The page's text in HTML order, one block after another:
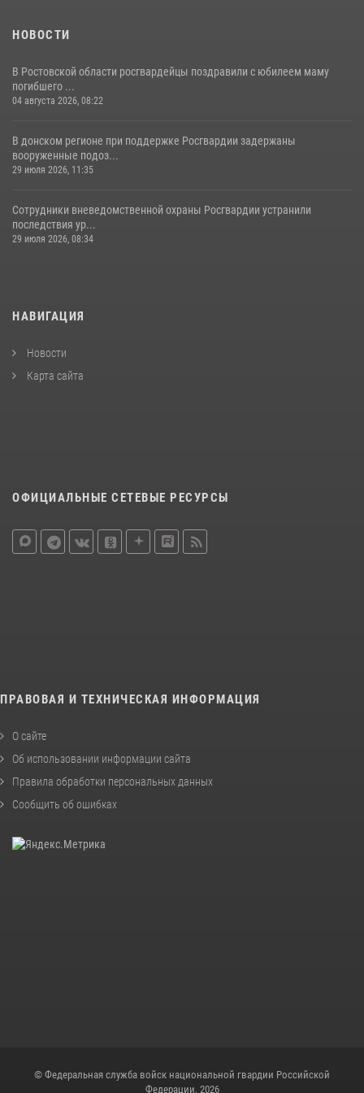
НОВОСТИ
В Ростовской области росгвардейцы поздравили с юбилеем маму
погибшего ...
04 августа 2026, 08:22
В донском регионе при поддержке Росгвардии задержаны
вооруженные подоз...
29 июля 2026, 11:35
Сотрудники вневедомственной охраны Росгвардии устранили
последствия ур...
29 июля 2026, 08:34
НАВИГАЦИЯ
Новости
Карта сайта
ОФИЦИАЛЬНЫЕ СЕТЕВЫЕ РЕСУРСЫ
ПРАВОВАЯ И ТЕХНИЧЕСКАЯ ИНФОРМАЦИЯ
О сайте
Об использовании информации сайта
Правила обработки персональных данных
Сообщить об ошибках
© Федеральная служба войск национальной гвардии Российской
Федерации, 2026